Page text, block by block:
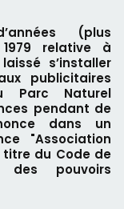
(plus
relative à
s’installer
publicitaires
Parc Naturel
pendant de
dans un
"Association
du Code de
des pouvoirs